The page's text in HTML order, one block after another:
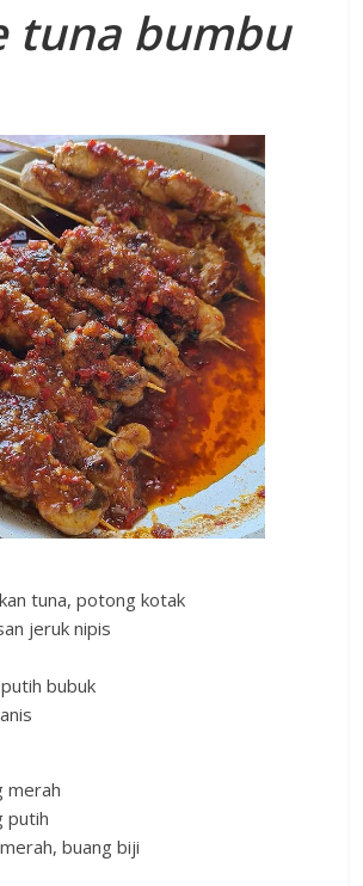
tuna bumbu
tuna, potong kotak
jeruk nipis
bubuk
merah
putih
buang biji